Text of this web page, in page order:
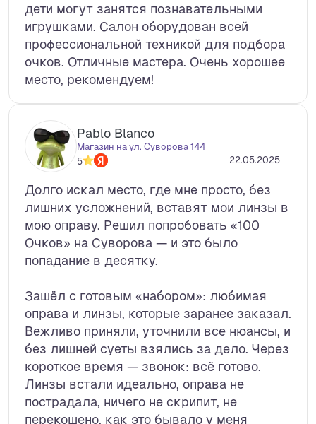
дети могут занятся познавательными
игрушками. Салон оборудован всей
профессиональной техникой для подбора
очков. Отличные мастера. Очень хорошее
место, рекомендуем!
Pablo Blanco
Магазин на ул. Суворова 144
5
22.05.2025
Долго искал место, где мне просто, без
лишних усложнений, вставят мои линзы в
мою оправу. Решил попробовать «100
Очков» на Суворова — и это было
попадание в десятку.
Зашёл с готовым «набором»: любимая
оправа и линзы, которые заранее заказал.
Вежливо приняли, уточнили все нюансы, и
без лишней суеты взялись за дело. Через
короткое время — звонок: всё готово.
Линзы встали идеально, оправа не
пострадала, ничего не скрипит, не
перекошено, как это бывало у меня